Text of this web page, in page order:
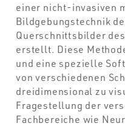
einer nicht-invasiven
Bildgebungstechnik
Querschnittsbilder
erstellt. Diese
und eine spezielle
von verschiedenen
dreidimensional zu
Fragestellung der
Fachbereiche wie